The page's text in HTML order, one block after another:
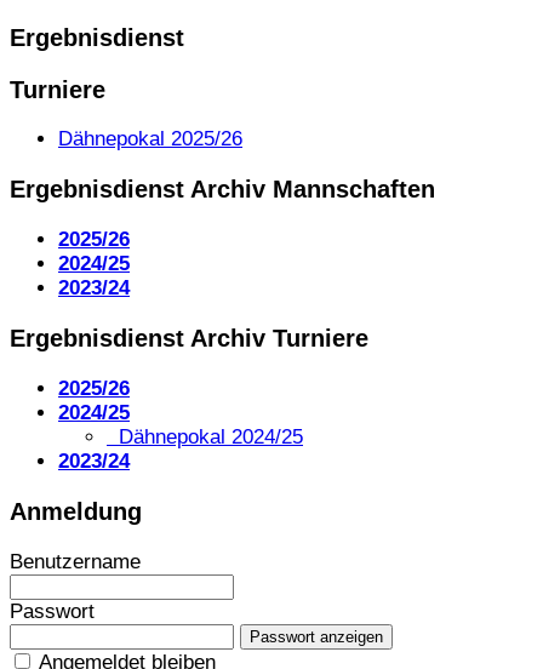
Ergebnisdienst
Turniere
Dähnepokal 2025/26
Ergebnisdienst Archiv Mannschaften
2025/26
2024/25
2023/24
Ergebnisdienst Archiv Turniere
2025/26
2024/25
Dähnepokal 2024/25
2023/24
Anmeldung
Benutzername
Passwort
Passwort anzeigen
Angemeldet bleiben